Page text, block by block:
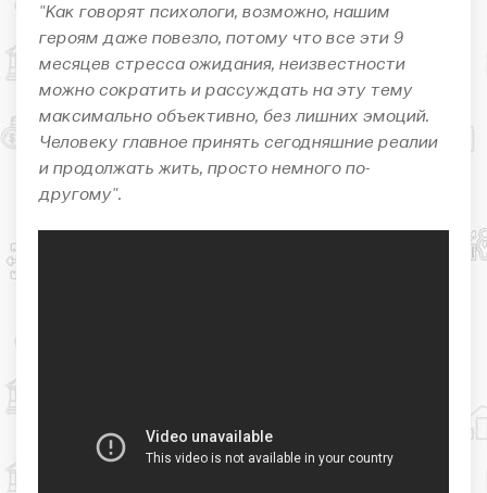
"Как говорят психологи, возможно, нашим
героям даже повезло, потому что все эти 9
месяцев стресса ожидания, неизвестности
можно сократить и рассуждать на эту тему
максимально объективно, без лишних эмоций.
Человеку главное принять сегодняшние реалии
и продолжать жить, просто немного по-
другому".